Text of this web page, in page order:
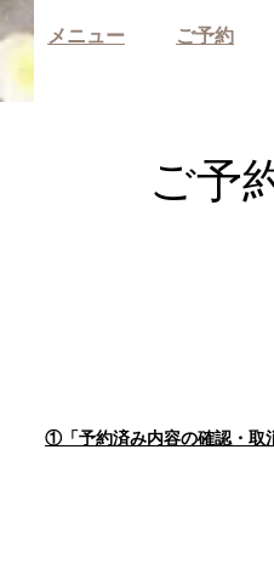
ご予約
メニュー
ご予
​①「予約済み内容の確認・取